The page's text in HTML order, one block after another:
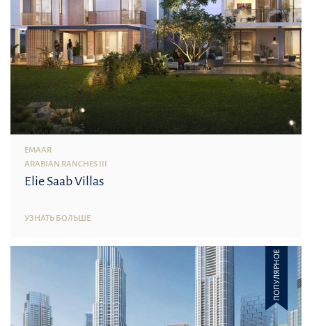
EMAAR
ARABIAN RANCHES III
Elie Saab Villas
УЗНАТЬ БОЛЬШЕ
ПОПУЛЯРНОЕ